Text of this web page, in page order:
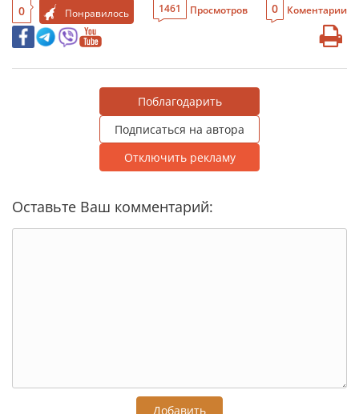
0 Понравилось 1461 Просмотров 0 Коментарии
Поблагодарить
Подписаться на автора
Отключить рекламу
Оставьте Ваш комментарий:
Добавить